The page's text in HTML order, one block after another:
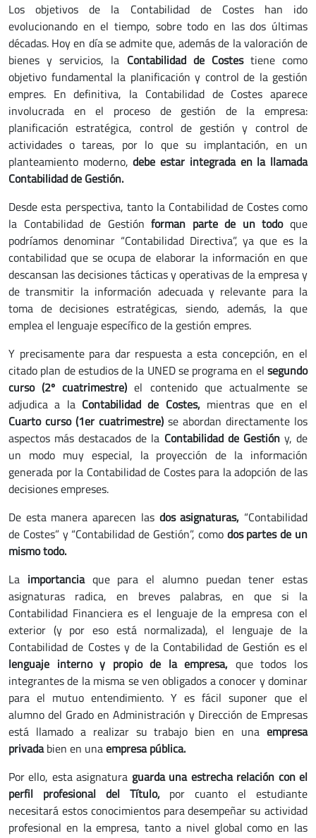
Los objetivos de la Contabilidad de Costes han ido
evolucionando en el tiempo, sobre todo en las dos últimas
décadas. Hoy en día se admite que, además de la valoración de
bienes y servicios, la Contabilidad de Costes tiene como
objetivo fundamental la planificación y control de la gestión
empres. En definitiva, la Contabilidad de Costes aparece
involucrada en el proceso de gestión de la empresa:
planificación estratégica, control de gestión y control de
actividades o tareas, por lo que su implantación, en un
planteamiento moderno,debe estar integrada en la llamada
Contabilidad de Gestión.
Desde esta perspectiva, tanto la Contabilidad de Costes como
la Contabilidad de Gestiónforman parte de un todoque
podríamos denominar “Contabilidad Directiva”, ya que es la
contabilidad que se ocupa de elaborar la información en que
descansan las decisiones tácticas y operativas de la empresa y
de transmitir la información adecuada y relevante para la
toma de decisiones estratégicas, siendo, además, la que
emplea el lenguaje específico de la gestión empres.
Y precisamente para dar respuesta a esta concepción, en el
citado plan de estudios de la UNED se programa en el segundo
curso (2º cuatrimestre)el contenido que actualmente se
adjudica a la Contabilidad de Costes, mientras que en el
Cuarto curso (1er cuatrimestre) se abordan directamente los
aspectos más destacados de la Contabilidad de Gestión y, de
un modo muy especial, la proyección de la información
generada por la Contabilidad de Costes para la adopción de las
decisiones empreses.
De esta manera aparecen las dos asignaturas, “Contabilidad
de Costes” y “Contabilidad de Gestión”, como dos partes de un
mismo todo.
La importancia que para el alumno puedan tener estas
asignaturas radica, en breves palabras, en que si la
Contabilidad Financiera es el lenguaje de la empresa con el
exterior (y por eso está normalizada), el lenguaje de la
Contabilidad de Costes y de la Contabilidad de Gestión es el
lenguaje interno y propio de la empresa, que todos los
integrantes de la misma se ven obligados a conocer y dominar
para el mutuo entendimiento. Y es fácil suponer que el
alumno del Grado en Administración y Dirección de Empresas
está llamado a realizar su trabajo bien en una empresa
privadabien en unaempresa pública.
Por ello, esta asignatura guarda una estrecha relación con el
perfil profesional del Título, por cuanto el estudiante
necesitará estos conocimientos para desempeñar su actividad
profesional en la empresa, tanto a nivel global como en las